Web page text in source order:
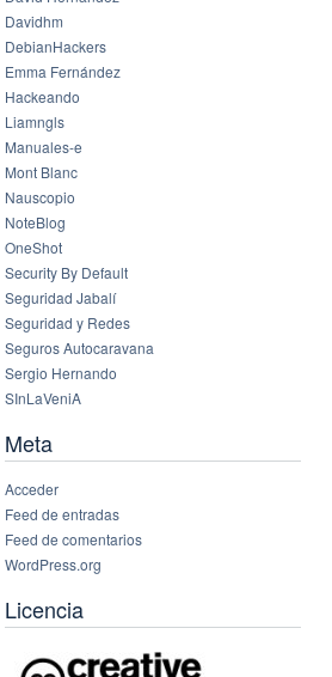
Davidhm
DebianHackers
Emma Fernández
Hackeando
Liamngls
Manuales-e
Mont Blanc
Nauscopio
NoteBlog
OneShot
Security By Default
Seguridad Jabalí
Seguridad y Redes
Seguros Autocaravana
Sergio Hernando
SInLaVeniA
Meta
Acceder
Feed de entradas
Feed de comentarios
WordPress.org
Licencia